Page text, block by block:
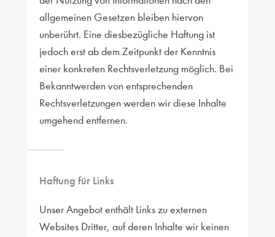
allgemeinen Gesetzen bleiben hiervon
unberührt. Eine diesbezügliche Haftung ist
jedoch erst ab dem Zeitpunkt der Kenntnis
einer konkreten Rechtsverletzung möglich. Bei
Bekanntwerden von entsprechenden
Rechtsverletzungen werden wir diese Inhalte
umgehend entfernen.
Haftung für Links
Unser Angebot enthält Links zu externen
Websites Dritter, auf deren Inhalte wir keinen